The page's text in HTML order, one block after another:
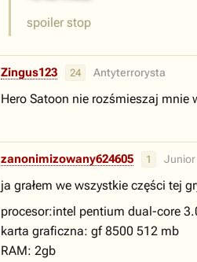
spoiler stop
Zingus123 24 Antyterrorysta
Hero Satoon nie rozśmieszaj mnie
zanonimizowany624605 1 Junior
ja grałem we wszystkie części tej
procesor:intel pentium dual-core
karta graficzna: gf 8500 512 mb
RAM: 2gb